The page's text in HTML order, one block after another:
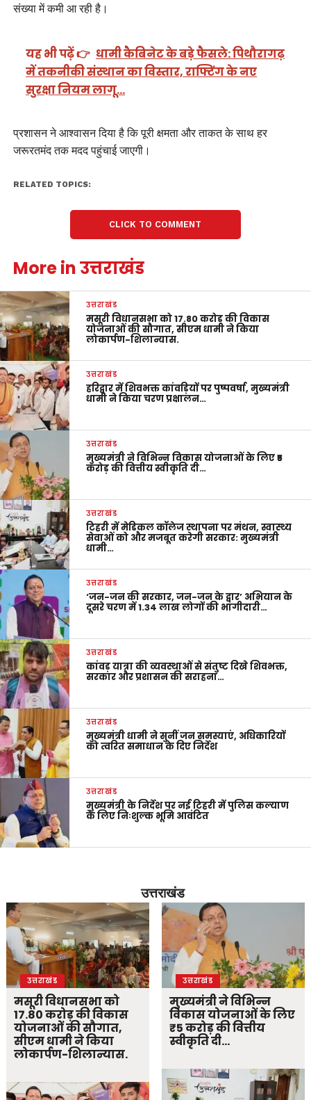
संख्या में कमी आ रही है।
यह भी पढ़ें 👉 धामी कैबिनेट के बड़े फैसले: पिथौरागढ़
में तकनीकी संस्थान का विस्तार, राफ्टिंग के नए
सुरक्षा नियम लागू…
प्रशासन ने आश्वासन दिया है कि पूरी क्षमता और ताकत के साथ हर
जरूरतमंद तक मदद पहुंचाई जाएगी।
RELATED TOPICS:
CLICK TO COMMENT
More in उत्तराखंड
उत्तराखंड
मसूरी विधानसभा को 17.80 करोड़ की विकास
योजनाओं की सौगात, सीएम धामी ने किया
लोकार्पण-शिलान्यास.
उत्तराखंड
हरिद्वार में शिवभक्त कांवड़ियों पर पुष्पवर्षा, मुख्यमंत्री
धामी ने किया चरण प्रक्षालन…
उत्तराखंड
मुख्यमंत्री ने विभिन्न विकास योजनाओं के लिए ₹5
करोड़ की वित्तीय स्वीकृति दी…
उत्तराखंड
टिहरी में मेडिकल कॉलेज स्थापना पर मंथन, स्वास्थ्य
सेवाओं को और मजबूत करेगी सरकार: मुख्यमंत्री
धामी…
उत्तराखंड
‘जन-जन की सरकार, जन-जन के द्वार’ अभियान के
दूसरे चरण में 1.34 लाख लोगों की भागीदारी…
उत्तराखंड
कांवड़ यात्रा की व्यवस्थाओं से संतुष्ट दिखे शिवभक्त,
सरकार और प्रशासन की सराहना…
उत्तराखंड
मुख्यमंत्री धामी ने सुनीं जन समस्याएं, अधिकारियों
को त्वरित समाधान के दिए निर्देश
उत्तराखंड
मुख्यमंत्री के निर्देश पर नई टिहरी में पुलिस कल्याण
के लिए निःशुल्क भूमि आवंटित
उत्तराखंड
उत्तराखंड
मसूरी विधानसभा को
17.80 करोड़ की विकास
योजनाओं की सौगात,
सीएम धामी ने किया
लोकार्पण-शिलान्यास.
उत्तराखंड
मुख्यमंत्री ने विभिन्न
विकास योजनाओं के लिए
₹5 करोड़ की वित्तीय
स्वीकृति दी…